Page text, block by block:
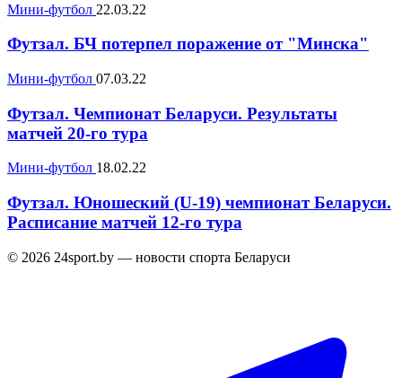
Мини-футбол 22.03.22
Футзал. БЧ потерпел поражение от "Минска"
Мини-футбол 07.03.22
Футзал. Чемпионат Беларуси. Результаты
матчей 20-го тура
Мини-футбол 18.02.22
Футзал. Юношеский (U-19) чемпионат Беларуси.
Расписание матчей 12-го тура
© 2026 24sport.by — новости спорта Беларуси